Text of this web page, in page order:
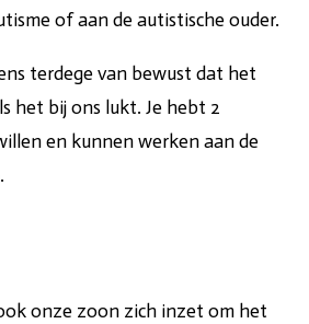
of aan de autistische ouder.
terdege van bewust dat het
het bij ons lukt. Je hebt 2
en kunnen werken aan de
onze zoon zich inzet om het